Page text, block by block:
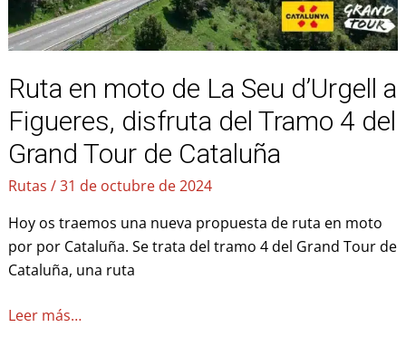
Ruta en moto de La Seu d’Urgell a
Figueres, disfruta del Tramo 4 del
Grand Tour de Cataluña
Rutas /31 de octubre de 2024
Hoy os traemos una nueva propuesta de ruta en moto
por por Cataluña. Se trata del tramo 4 del Grand Tour de
Cataluña, una ruta
del
Tramo
del
Grand
Tour
de
Cataluña
Leer más…